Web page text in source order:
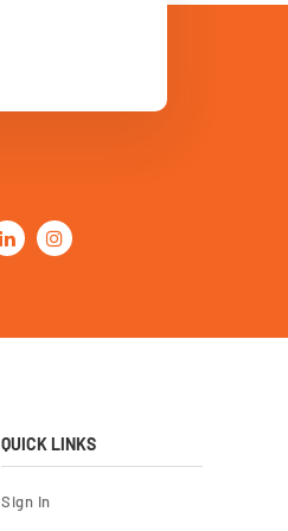
QUICK LINKS
Sign In